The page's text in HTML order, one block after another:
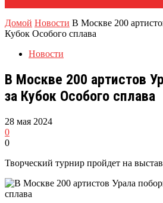
Домой Новости В Москве 200
Кубок Особого сплава
Новости
В Москве 200 артистов
за Кубок Особого сплава
28 мая 2024
0
0
Творческий турнир пройдет на